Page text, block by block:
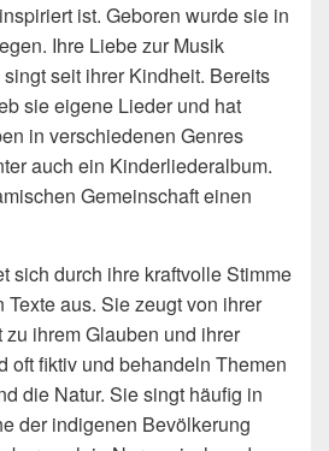
ist. Geboren wurde sie in
Ihre Liebe zur Musik
seit ihrer Kindheit. Bereits
sie eigene Lieder und hat
in verschiedenen Genres
auch ein Kinderliederalbum.
Gemeinschaft einen
sich durch ihre kraftvolle Stimme
aus. Sie zeugt von ihrer
ihrem Glauben und ihrer
oft fiktiv und behandeln Themen
die Natur. Sie singt häufig in
der indigenen Bevölkerung